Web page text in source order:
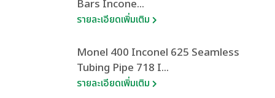
Bars Incone...
รายละเอียดเพิ่มเติม
Monel 400 Inconel 625 Seamless
Tubing Pipe 718 I...
รายละเอียดเพิ่มเติม